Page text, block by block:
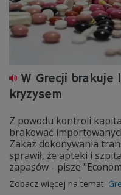
W Grecji
kryzysem
Z powodu kontroli
brakować
Zakaz dokonywania
sprawił, że apteki i
zapasów - pisze
Zobacz więcej na temat: